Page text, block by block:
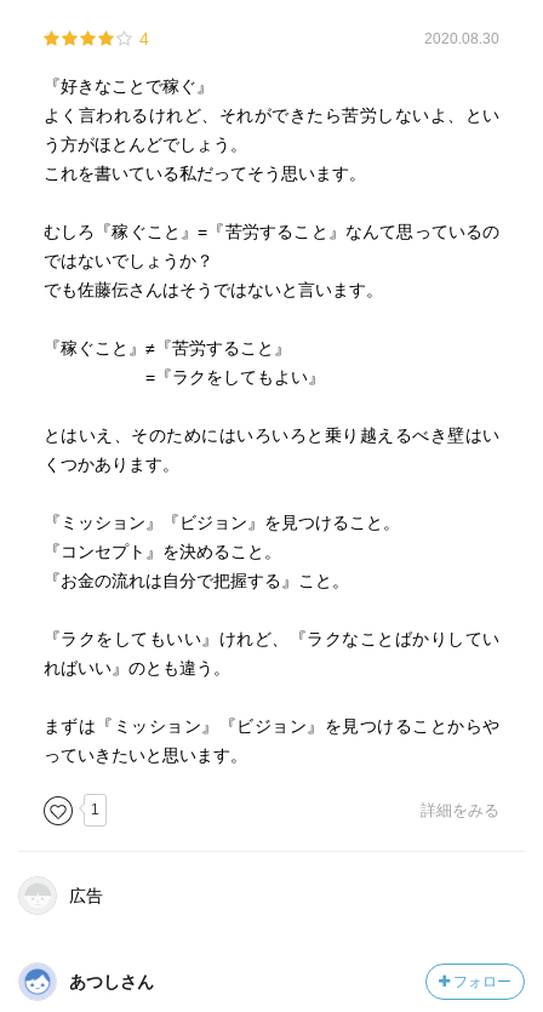
4 2020.08.30
『好きなことで稼ぐ』
よく言われるけれど、それができたら苦労しないよ、とい
う方がほとんどでしょう。
これを書いている私だってそう思います。
むしろ『稼ぐこと』=『苦労すること』なんて思っているの
ではないでしょうか？
でも佐藤伝さんはそうではないと言います。
『稼ぐこと』≠『苦労すること』
=『ラクをしてもよい』
とはいえ、そのためにはいろいろと乗り越えるべき壁はい
くつかあります。
『ミッション』『ビジョン』を見つけること。
『コンセプト』を決めること。
『お金の流れは自分で把握する』こと。
『ラクをしてもいい』けれど、『ラクなことばかりしてい
ればいい』のとも違う。
まずは『ミッション』『ビジョン』を見つけることからや
っていきたいと思います。
1 詳細をみる
広告
あつしさん フォロー